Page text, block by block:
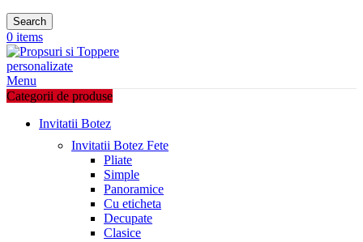
Search
0 items
Menu
Categorii de produse
Invitatii Botez
Invitatii Botez Fete
Pliate
Simple
Panoramice
Cu eticheta
Decupate
Clasice